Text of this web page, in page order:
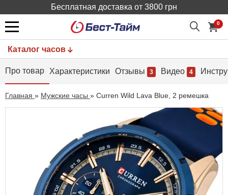
Бесплатная доставка от 3800 грн
0
Каталог часов
Про товар Характеристики Отзывы 3 Видео 4
Главная » Мужские часы » Curren Wild Lava Blue, 2 ремешка